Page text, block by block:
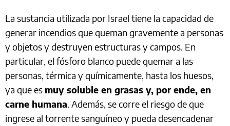
La sustancia utilizada por Israel tiene la capacidad de
generar incendios que queman gravemente a personas
y objetos y destruyen estructuras y campos. En
particular, el fósforo blanco puede quemar a las
personas, térmica y químicamente, hasta los huesos,
ya que es muy soluble en grasas y, por ende, en
carne humana. Además, se corre el riesgo de que
ingrese al torrente sanguíneo y pueda desencadenar